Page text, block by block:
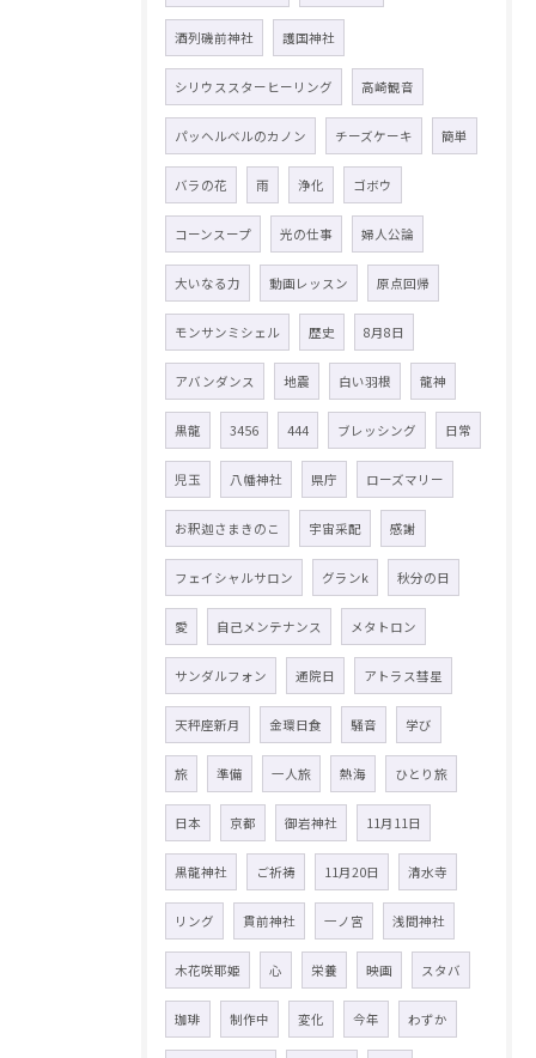
酒列磯前神社 護国神社
シリウススターヒーリング 高崎観音
パッヘルベルのカノン チーズケーキ 簡単
バラの花 雨 浄化 ゴボウ
コーンスープ 光の仕事 婦人公論
大いなる力 動画レッスン 原点回帰
モンサンミシェル 歴史 8月8日
アバンダンス 地震 白い羽根 龍神
黒龍 3456 444 ブレッシング 日常
児玉 八幡神社 県庁 ローズマリー
お釈迦さまきのこ 宇宙采配 感謝
フェイシャルサロン グランk 秋分の日
愛 自己メンテナンス メタトロン
サンダルフォン 通院日 アトラス彗星
天秤座新月 金環日食 騒音 学び
旅 準備 一人旅 熱海 ひとり旅
日本 京都 御岩神社 11月11日
黒龍神社 ご祈祷 11月20日 清水寺
リング 貫前神社 一ノ宮 浅間神社
木花咲耶姫 心 栄養 映画 スタバ
珈琲 制作中 変化 今年 わずか